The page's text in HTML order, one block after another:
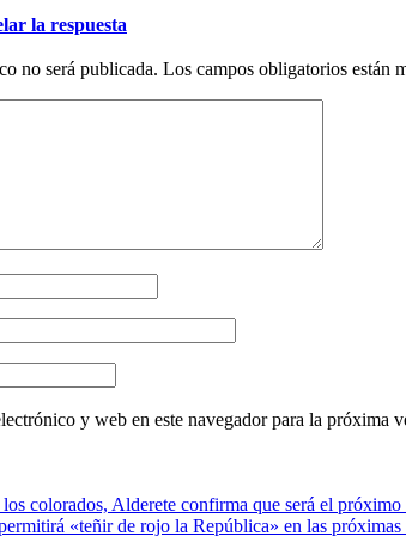
la respuesta
no será publicada. Los campos obligatorios están
y web en este navegador para la próxima
colorados, Alderete confirma que será el
«teñir de rojo la República» en las próximas